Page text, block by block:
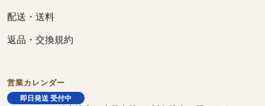
配送・送料
返品・交換規約
営業カレンダー
即日発送 受付中